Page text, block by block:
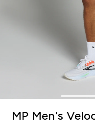
MP Men's